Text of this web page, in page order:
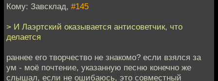
Кому: Завсклад, #145
> И Лаэртский оказывается антисоветчик, что
делается
раннее его творчество не знакомо? если взялся за
ум - моё почтение, указанную песню конечно же
слышал, если не ошибаюсь, это совместный